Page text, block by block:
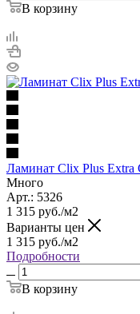
В корзину
Ламинат Clix Plus
Много
Арт.: 5326
1 315 руб./м2
Варианты цен
1 315 руб./м2
Подробности
В корзину